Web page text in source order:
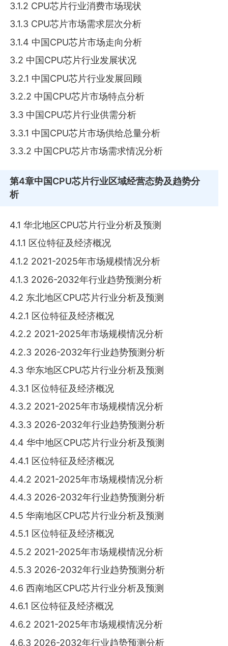
3.1.2 CPU芯片行业消费市场现状
3.1.3 CPU芯片市场需求层次分析
3.1.4 中国CPU芯片市场走向分析
3.2 中国CPU芯片行业发展状况
3.2.1 中国CPU芯片行业发展回顾
3.2.2 中国CPU芯片市场特点分析
3.3 中国CPU芯片行业供需分析
3.3.1 中国CPU芯片市场供给总量分析
3.3.2 中国CPU芯片市场需求情况分析
第4章中国CPU芯片行业区域经营态势及趋势分
析
4.1 华北地区CPU芯片行业分析及预测
4.1.1 区位特征及经济概况
4.1.2 2021-2025年市场规模情况分析
4.1.3 2026-2032年行业趋势预测分析
4.2 东北地区CPU芯片行业分析及预测
4.2.1 区位特征及经济概况
4.2.2 2021-2025年市场规模情况分析
4.2.3 2026-2032年行业趋势预测分析
4.3 华东地区CPU芯片行业分析及预测
4.3.1 区位特征及经济概况
4.3.2 2021-2025年市场规模情况分析
4.3.3 2026-2032年行业趋势预测分析
4.4 华中地区CPU芯片行业分析及预测
4.4.1 区位特征及经济概况
4.4.2 2021-2025年市场规模情况分析
4.4.3 2026-2032年行业趋势预测分析
4.5 华南地区CPU芯片行业分析及预测
4.5.1 区位特征及经济概况
4.5.2 2021-2025年市场规模情况分析
4.5.3 2026-2032年行业趋势预测分析
4.6 西南地区CPU芯片行业分析及预测
4.6.1 区位特征及经济概况
4.6.2 2021-2025年市场规模情况分析
4.6.3 2026-2032年行业趋势预测分析